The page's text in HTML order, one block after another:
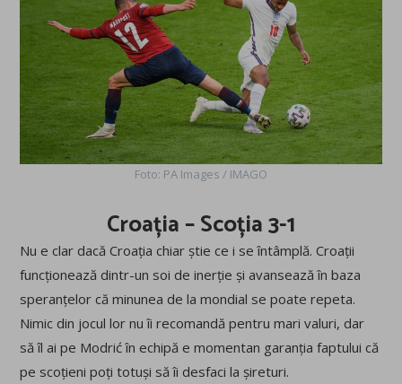
Foto: PA Images / IMAGO
Croația – Scoția 3-1
Nu e clar dacă Croația chiar știe ce i se întâmplă. Croații
funcționează dintr-un soi de inerție și avansează în baza
speranțelor că minunea de la mondial se poate repeta.
Nimic din jocul lor nu îi recomandă pentru mari valuri, dar
să îl ai pe Modrić în echipă e momentan garanția faptului că
pe scoțieni poți totuși să îi desfaci la șireturi.